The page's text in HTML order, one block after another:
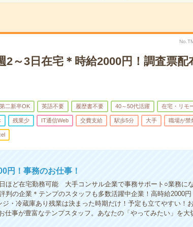
2～3日在宅＊時給2000円！調査票配
二新卒OK 英語不要 履歴書不要 40～50代活躍 在宅・リモ
残業少 IT通信Web 交費支給 駅歩5分 大手 職場が禁
円！事務のお仕事！
ほど在宅勤務可能 大手コンサル企業で事務サポート○業務に
判の企業＊テンプのスタッフも多数活躍中企業！高時給2000
・冷蔵庫あり残業は決まった時期だけ！予定も立てやすい！
仕事が豊富なテンプスタッフ。あなたの「やってみたい」を大